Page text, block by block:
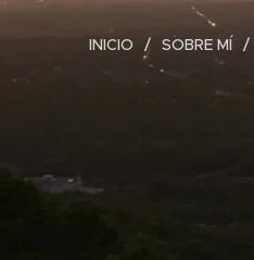
INICIO SOBRE MÍ